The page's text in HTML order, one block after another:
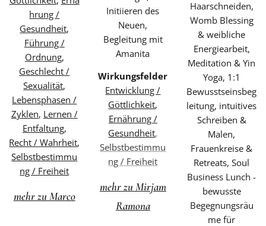
hrung /
Gesundheit,
Führung /
Ordnung,
Geschlecht /
Sexualität,
Lebensphasen /
Zyklen, Lernen /
Entfaltung,
Recht / Wahrheit,
Selbstbestimmu
ng / Freiheit
mehr zu Marco
Initiieren des
Neuen,
Begleitung mit
Amanita
Wirkungsfelder
Entwicklung /
Göttlichkeit,
Ernährung /
Gesundheit,
Selbstbestimmu
ng / Freiheit
mehr zu Mirjam
Ramona
Haarschneiden,
Womb Blessing
& weibliche
Energiearbeit,
Meditation & Yin
Yoga, 1:1
Bewusstseinsbeg
leitung, intuitives
Schreiben &
Malen,
Frauenkreise &
Retreats, Soul
Business Lunch -
bewusste
Begegnungsräu
me für